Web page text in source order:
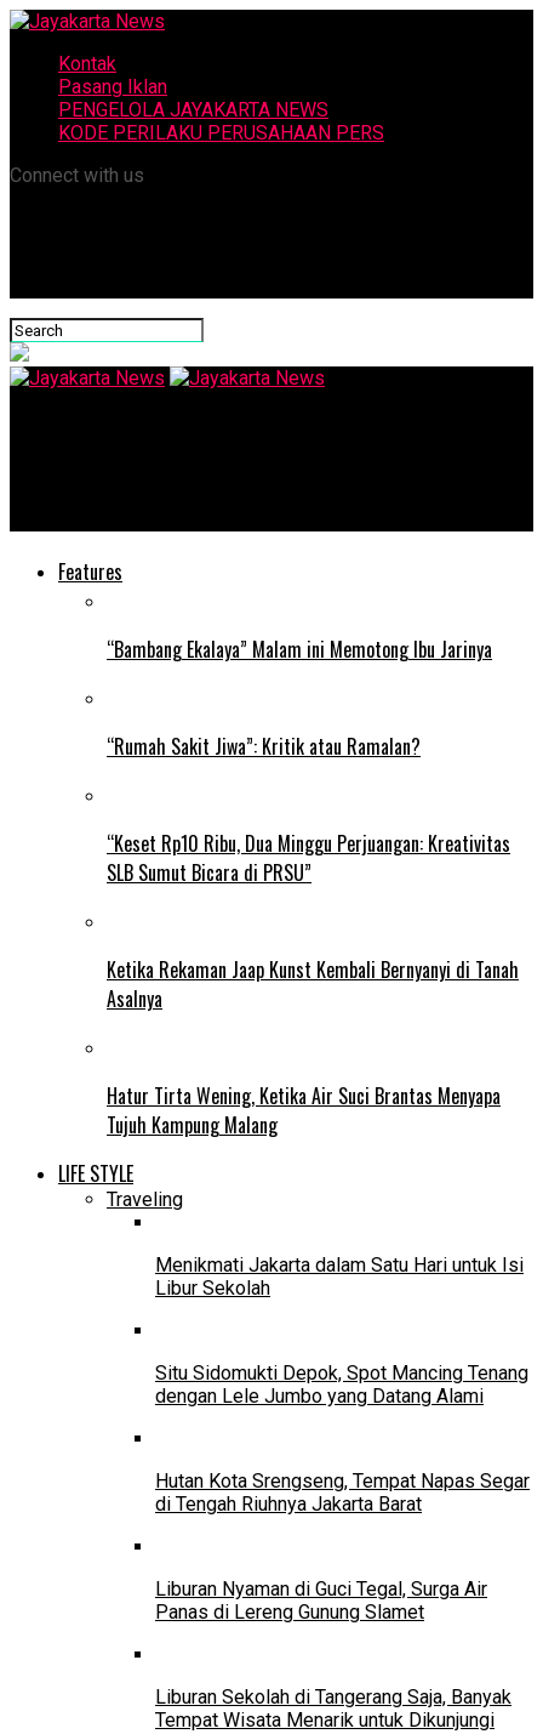
Kontak
Pasang Iklan
PENGELOLA JAYAKARTA NEWS
KODE PERILAKU PERUSAHAAN PERS
Connect with us
Features
“Bambang Ekalaya” Malam ini Memotong Ibu Jarinya
“Rumah Sakit Jiwa”: Kritik atau Ramalan?
“Keset Rp10 Ribu, Dua Minggu Perjuangan: Kreativitas
SLB Sumut Bicara di PRSU”
Ketika Rekaman Jaap Kunst Kembali Bernyanyi di Tanah
Asalnya
Hatur Tirta Wening, Ketika Air Suci Brantas Menyapa
Tujuh Kampung Malang
LIFE STYLE
Traveling
Menikmati Jakarta dalam Satu Hari untuk Isi
Libur Sekolah
Situ Sidomukti Depok, Spot Mancing Tenang
dengan Lele Jumbo yang Datang Alami
Hutan Kota Srengseng, Tempat Napas Segar
di Tengah Riuhnya Jakarta Barat
Liburan Nyaman di Guci Tegal, Surga Air
Panas di Lereng Gunung Slamet
Liburan Sekolah di Tangerang Saja, Banyak
Tempat Wisata Menarik untuk Dikunjungi